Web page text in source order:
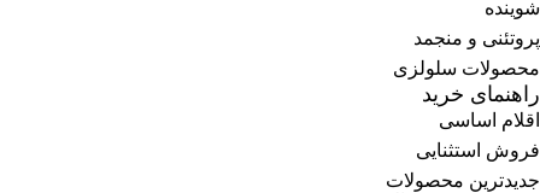
شوینده
پروتئنی و منجمد
محصولات سلولزی
راهنمای خرید
اقلام اساسی
فروش استثنایی
جدیدترین محصولات